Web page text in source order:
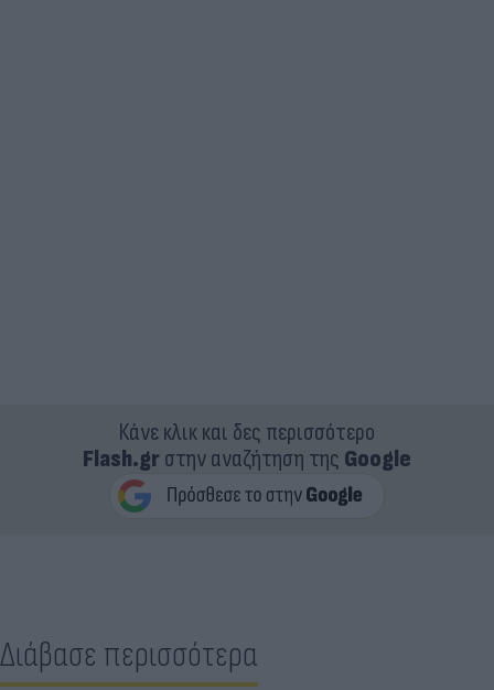
Κάνε κλικ και δες περισσότερο
Flash.grστην αναζήτηση της Google
Διάβασε περισσότερα